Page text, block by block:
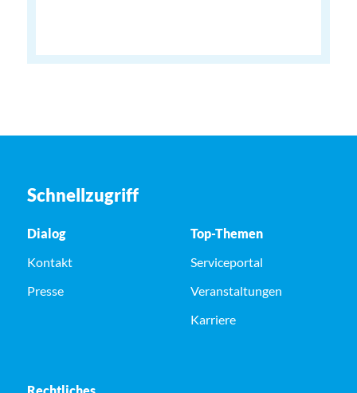
Schnellzugriff
Dialog
Kontakt
Presse
Top-Themen
Serviceportal
Veranstaltungen
Karriere